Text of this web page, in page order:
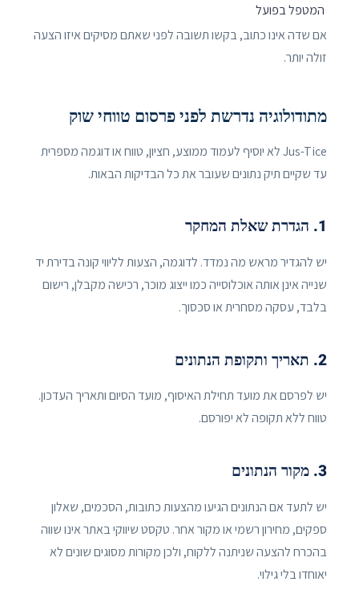
המטפל בפועל
אם שדה אינו כתוב, בקשו תשובה לפני שאתם מסיקים איזו הצעה
זולה יותר.
מתודולוגיה נדרשת לפני פרסום טווחי שוק
Jus-Tice לא יוסיף לעמוד ממוצע, חציון, טווח או דוגמה מספרית
עד שקיים תיק נתונים שעובר את כל הבדיקות הבאות.
1. הגדרת שאלת המחקר
יש להגדיר מראש מה נמדד. לדוגמה, הצעות לליווי קונה בדירת יד
שנייה אינן אותה אוכלוסייה כמו ייצוג מוכר, רכישה מקבלן, רישום
בלבד, עסקה מסחרית או סכסוך.
2. תאריך ותקופת הנתונים
יש לפרסם את מועד תחילת האיסוף, מועד הסיום ותאריך העדכון.
טווח ללא תקופה לא יפורסם.
3. מקור הנתונים
יש לתעד אם הנתונים הגיעו מהצעות כתובות, הסכמים, שאלון
ספקים, מחירון רשמי או מקור אחר. טקסט שיווקי באתר אינו שווה
בהכרח להצעה שניתנה ללקוח, ולכן מקורות מסוגים שונים לא
יאוחדו בלי גילוי.